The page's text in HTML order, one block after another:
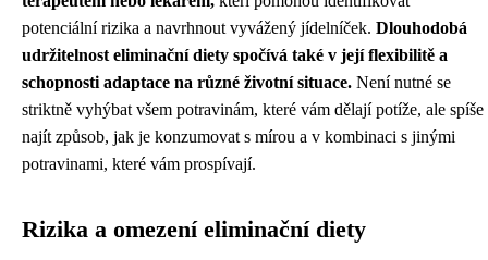
potenciální rizika a navrhnout vyvážený jídelníček. Dlouhodobá
udržitelnost eliminační diety spočívá také v její flexibilitě a
schopnosti adaptace na různé životní situace. Není nutné se
striktně vyhýbat všem potravinám, které vám dělají potíže, ale spíše
najít způsob, jak je konzumovat s mírou a v kombinaci s jinými
potravinami, které vám prospívají.
Rizika a omezení eliminační diety